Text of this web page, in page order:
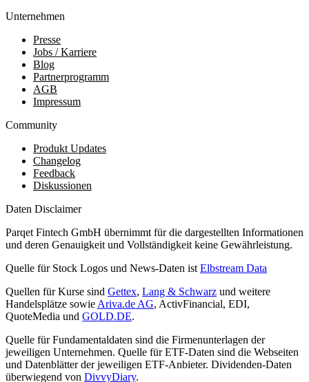
Unternehmen
Presse
Jobs / Karriere
Blog
Partnerprogramm
AGB
Impressum
Community
Produkt Updates
Changelog
Feedback
Diskussionen
Daten Disclaimer
Parqet Fintech GmbH übernimmt für die dargestellten Informationen
und deren Genauigkeit und Vollständigkeit keine Gewährleistung.
Quelle für Stock Logos und News-Daten ist Elbstream Data
Quellen für Kurse sind Gettex, Lang & Schwarz und weitere
Handelsplätze sowie Ariva.de AG, ActivFinancial, EDI,
QuoteMedia und GOLD.DE.
Quelle für Fundamentaldaten sind die Firmenunterlagen der
jeweiligen Unternehmen. Quelle für ETF-Daten sind die Webseiten
und Datenblätter der jeweiligen ETF-Anbieter. Dividenden-Daten
überwiegend von DivvyDiary.